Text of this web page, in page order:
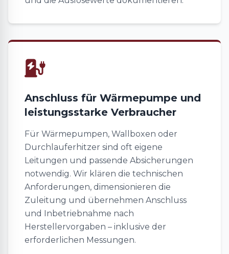
Anschluss für Wärmepumpe und
leistungsstarke Verbraucher
Für Wärmepumpen, Wallboxen oder
Durchlauferhitzer sind oft eigene
Leitungen und passende Absicherungen
notwendig. Wir klären die technischen
Anforderungen, dimensionieren die
Zuleitung und übernehmen Anschluss
und Inbetriebnahme nach
Herstellervorgaben – inklusive der
erforderlichen Messungen.